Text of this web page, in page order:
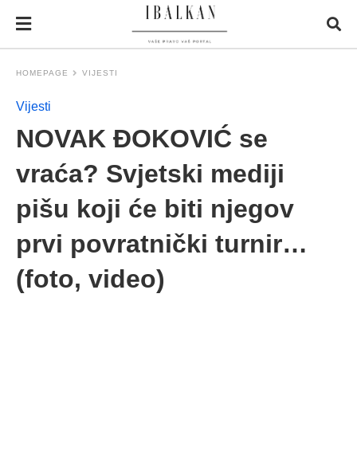
HOMEPAGE VIJESTI
Vijesti
NOVAK ĐOKOVIĆ se
vraća? Svjetski mediji
pišu koji će biti njegov
prvi povratnički turnir…
(foto, video)